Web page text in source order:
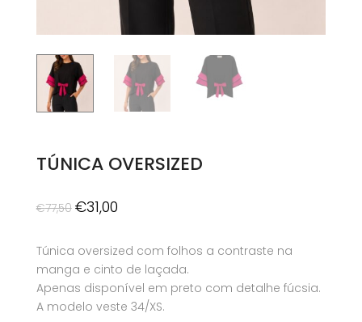
TÚNICA OVERSIZED
€77,50 O
original
era:
€77,50.
€31,00O
atual
é:
€31,00.
Túnica oversized com folhos a contraste na
manga e cinto de laçada.
Apenas disponível em preto com detalhe fúcsia.
A modelo veste 34/XS.